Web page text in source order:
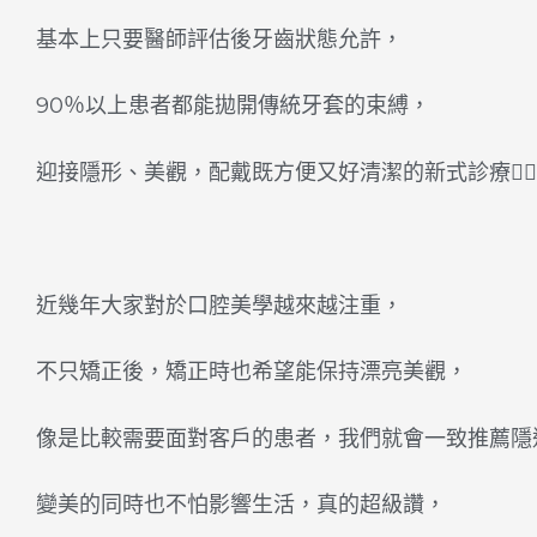
基本上只要醫師評估後牙齒狀態允許，
90％以上患者都能拋開傳統牙套的束縛，
迎接隱形、美觀，配戴既方便又好清潔的新式診療🙋‍♀️
近幾年大家對於口腔美學越來越注重，
不只矯正後，矯正時也希望能保持漂亮美觀，
像是比較需要面對客戶的患者，我們就會一致推薦隱
變美的同時也不怕影響生活，真的超級讚，